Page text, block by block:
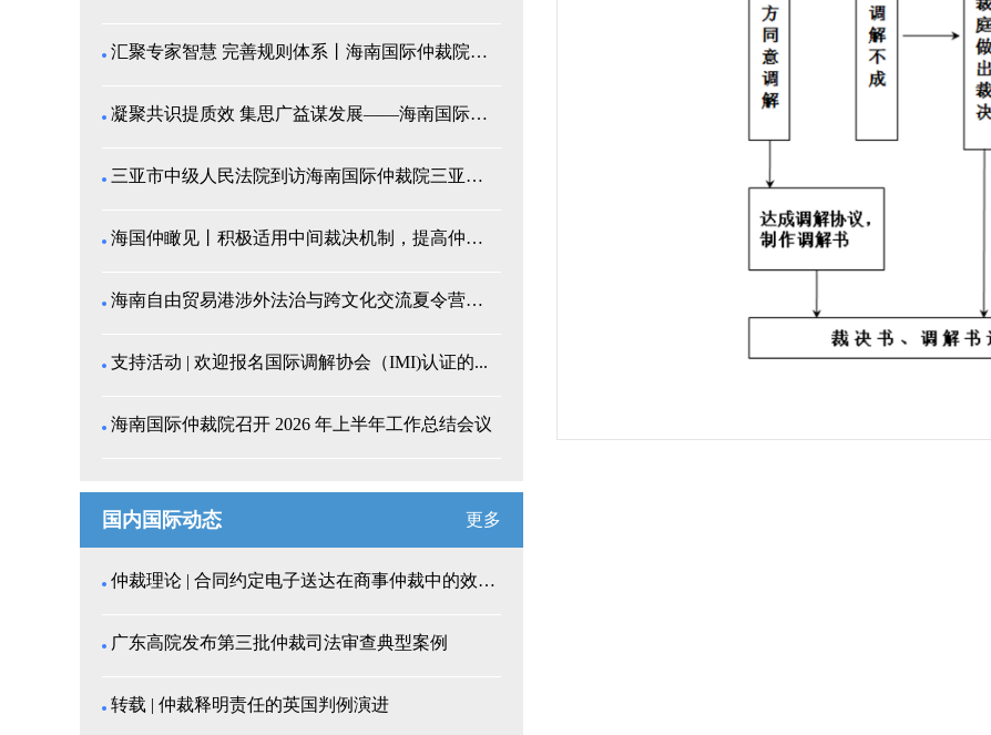
汇聚专家智慧 完善规则体系丨海南国际仲裁院召开仲裁...
凝聚共识提质效 集思广益谋发展——海南国际仲裁院举...
三亚市中级人民法院到访海南国际仲裁院三亚分院座谈交...
海国仲瞰见丨积极适用中间裁决机制，提高仲裁公信力
海南自由贸易港涉外法治与跨文化交流夏令营师生来我院...
支持活动 | 欢迎报名国际调解协会（IMI)认证的...
海南国际仲裁院召开 2026 年上半年工作总结会议
国内国际动态 更多
仲裁理论 | 合同约定电子送达在商事仲裁中的效力认...
广东高院发布第三批仲裁司法审查典型案例
转载 | 仲裁释明责任的英国判例演进